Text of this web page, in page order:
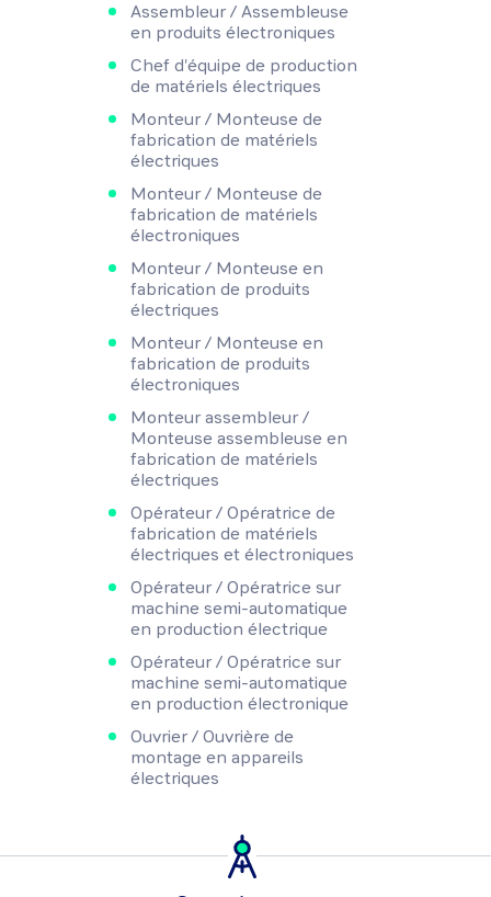
Assembleur / Assembleuse
en produits électroniques
Chef d'équipe de production
de matériels électriques
Monteur / Monteuse de
fabrication de matériels
électriques
Monteur / Monteuse de
fabrication de matériels
électroniques
Monteur / Monteuse en
fabrication de produits
électriques
Monteur / Monteuse en
fabrication de produits
électroniques
Monteur assembleur /
Monteuse assembleuse en
fabrication de matériels
électriques
Opérateur / Opératrice de
fabrication de matériels
électriques et électroniques
Opérateur / Opératrice sur
machine semi-automatique
en production électrique
Opérateur / Opératrice sur
machine semi-automatique
en production électronique
Ouvrier / Ouvrière de
montage en appareils
électriques